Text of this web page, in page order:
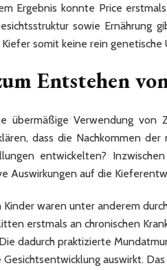
Ergebnis konnte Price
sowie Ernährung
somit keine rein genetische
Entstehen
übermäßige Verwendung von
dass die Nachkommen
entwickelten?
Auswirkungen auf die
waren unter anderem
erstmals an chronischen
dadurch praktizierte
auswirkt.